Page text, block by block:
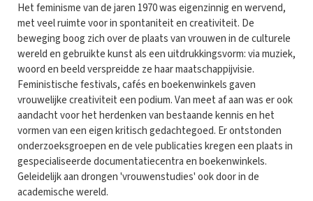
Het feminisme van de jaren 1970 was eigenzinnig en wervend,
met veel ruimte voor in spontaniteit en creativiteit. De
beweging boog zich over de plaats van vrouwen in de culturele
wereld en gebruikte kunst als een uitdrukkingsvorm: via muziek,
woord en beeld verspreidde ze haar maatschappijvisie.
Feministische festivals, cafés en boekenwinkels gaven
vrouwelijke creativiteit een podium. Van meet af aan was er ook
aandacht voor het herdenken van bestaande kennis en het
vormen van een eigen kritisch gedachtegoed. Er ontstonden
onderzoeksgroepen en de vele publicaties kregen een plaats in
gespecialiseerde documentatiecentra en boekenwinkels.
Geleidelijk aan drongen 'vrouwenstudies' ook door in de
academische wereld.